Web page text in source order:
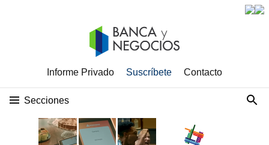
Informe Privado Suscríbete Contacto
Secciones